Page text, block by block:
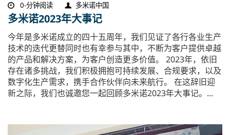
0-分钟阅读 多米诺中国
多米诺2023年大事记
今年是多米诺成立的四十五周年，我们见证了各行各业生产
技术的迭代更替同时也有幸参与其中，不断为客户提供卓越
的产品和解决方案，为客户创造更多价值。 2023年，依旧
存在诸多挑战，我们积极拥抱可持续发展、合规要求，以及
数字化生产需求，携手合作伙伴向未来航行。 在这辞旧迎
新之际，我们也诚邀您一起回顾多米诺2023年大事记。...